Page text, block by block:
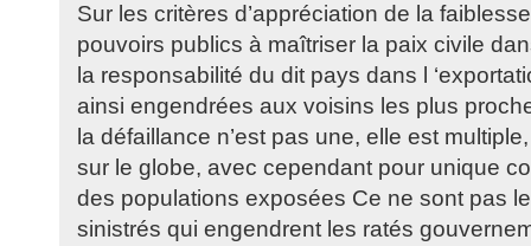
Sur les critères d’appréciation de la
pouvoirs publics à maîtriser la paix civile
la responsabilité du dit pays dans l
ainsi engendrées aux voisins les plus
la défaillance n’est pas une, elle est
sur le globe, avec cependant pour unique
des populations exposées Ce ne sont pas
sinistrés qui engendrent les ratés